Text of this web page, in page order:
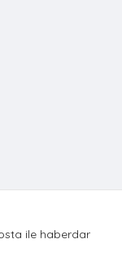
ile haberdar